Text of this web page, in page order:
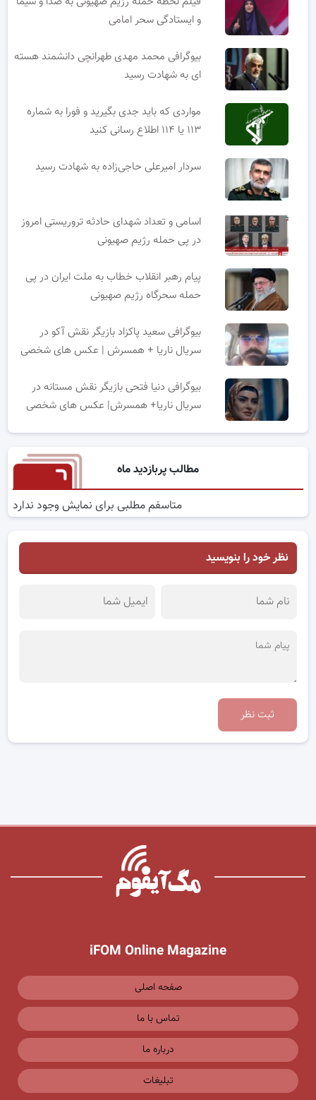
و ایستادگی سحر امامی
بیوگرافی محمد مهدی طهرانچی دانشمند هسته
ای به شهادت رسید
مواردی که باید جدی بگیرید و فورا به شماره
۱۱۳ یا ۱۱۴ اطلاع رسانی کنید
سردار امیرعلی حاجی‌زاده به شهادت رسید
اسامی و تعداد شهدای حادثه تروریستی امروز
در پی حمله رژیم صهیونی
پیام رهبر انقلاب خطاب به ملت ایران در پی
حمله سحرگاه رژیم صهیونی
بیوگرافی سعید پاکزاد بازیگر نقش آکو در
سریال ناریا + همسرش | عکس های شخصی
بیوگرافی دنیا فتحی بازیگر نقش مستانه در
سریال ناریا+ همسرش| عکس های شخصی
مطالب پربازدید ماه
متاسفم مطلبی برای نمایش وجود ندارد
نظر خود را بنویسید
ثبت نظر
iFOM Online Magazine
صفحه اصلی
تماس با ما
درباره ما
تبلیغات